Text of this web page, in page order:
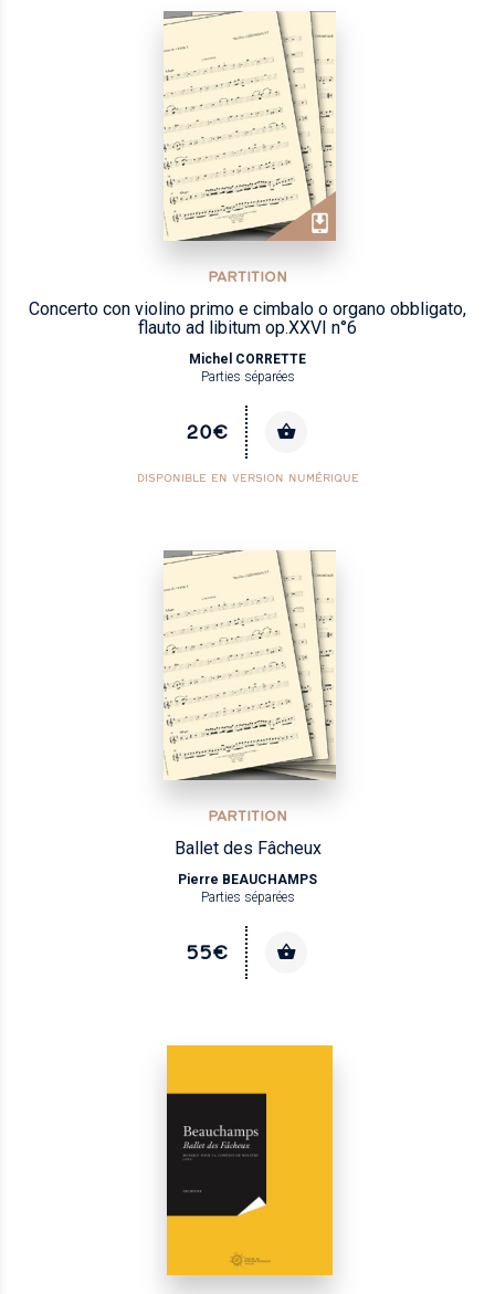
PARTITION
Concerto con violino primo e cimbalo o organo obbligato,
flauto ad libitum op.XXVI n°6
Michel CORRETTE
Parties séparées
20€
DISPONIBLE EN VERSION NUMÉRIQUE
PARTITION
Ballet des Fâcheux
Pierre BEAUCHAMPS
Parties séparées
55€